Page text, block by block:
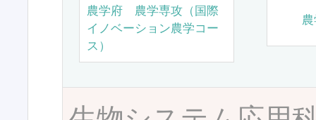
農学府 農学専攻（国際
イノベーション農学コー
ス）